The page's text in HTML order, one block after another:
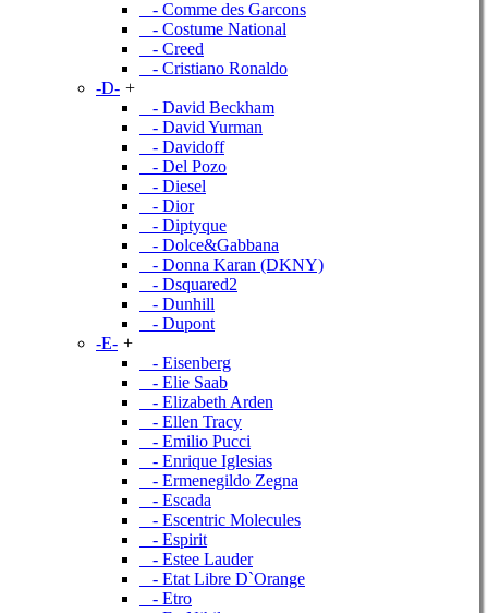
- Comme des Garcons
- Costume National
- Creed
- Cristiano Ronaldo
-D- +
- David Beckham
- David Yurman
- Davidoff
- Del Pozo
- Diesel
- Dior
- Diptyque
- Dolce&Gabbana
- Donna Karan (DKNY)
- Dsquared2
- Dunhill
- Dupont
-E- +
- Eisenberg
- Elie Saab
- Elizabeth Arden
- Ellen Tracy
- Emilio Pucci
- Enrique Iglesias
- Ermenegildo Zegna
- Escada
- Escentric Molecules
- Espirit
- Estee Lauder
- Etat Libre D`Orange
- Etro